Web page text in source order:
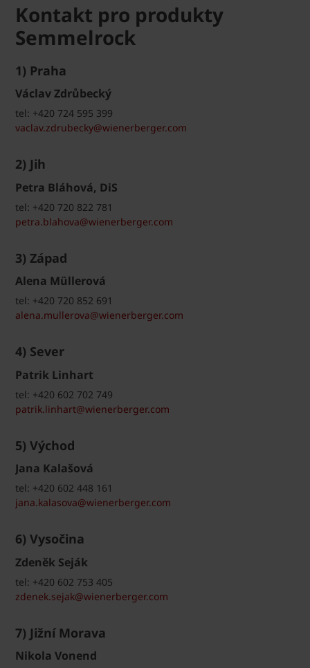
Kontakt pro produkty
Semmelrock
1) Praha
Václav Zdrůbecký
tel: +420 724 595 399
vaclav.zdrubecky@wienerberger.com
2) Jih
Petra Bláhová, DiS
tel: +420 720 822 781
petra.blahova@wienerberger.com
3) Západ
Alena Müllerová
tel: +420 720 852 691
alena.mullerova@wienerberger.com
4) Sever
Patrik Linhart
tel: +420 602 702 749
patrik.linhart@wienerberger.com
5) Východ
Jana Kalašová
tel: +420 602 448 161
jana.kalasova@wienerberger.com
6) Vysočina
Zdeněk Seják
tel: +420 602 753 405
zdenek.sejak@wienerberger.com
7) Jižní Morava
Nikola Vonend